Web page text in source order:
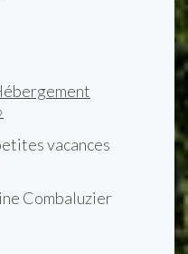
vacances
Combaluzier